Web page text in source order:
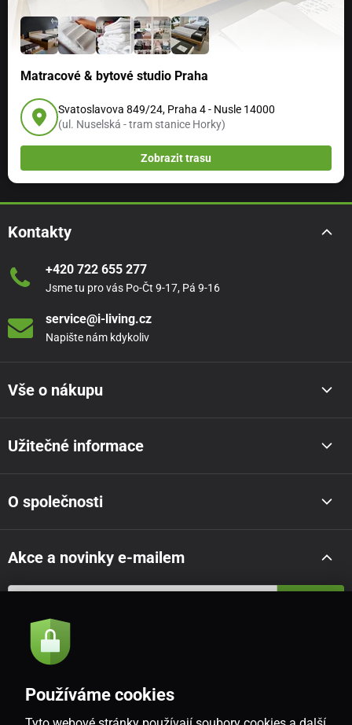
Matracové & bytové studio Praha
Svatoslavova 849/24, Praha 4 - Nusle 14000
(ul. Nuselská - tram stanice Horky)
Zobrazit trasu
Kontakty
+420 722 655 277
Jsme tu pro vás Po-Čt 9-17, Pá 9-16
service@i-living.cz
Napište nám kdykoliv
Vše o nákupu
Užitečné informace
O společnosti
Akce a novinky e-mailem
Souhlasím se
Používáme cookies